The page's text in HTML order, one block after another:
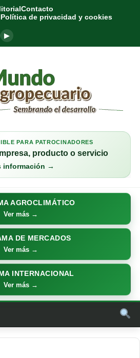
Contacto
Política de privacidad y cookies
▶
PARA PATROCINADORES
producto o servicio
información →
AGROCLIMÁTICO
Ver más →
DE MERCADOS
Ver más →
INTERNACIONAL
Ver más →